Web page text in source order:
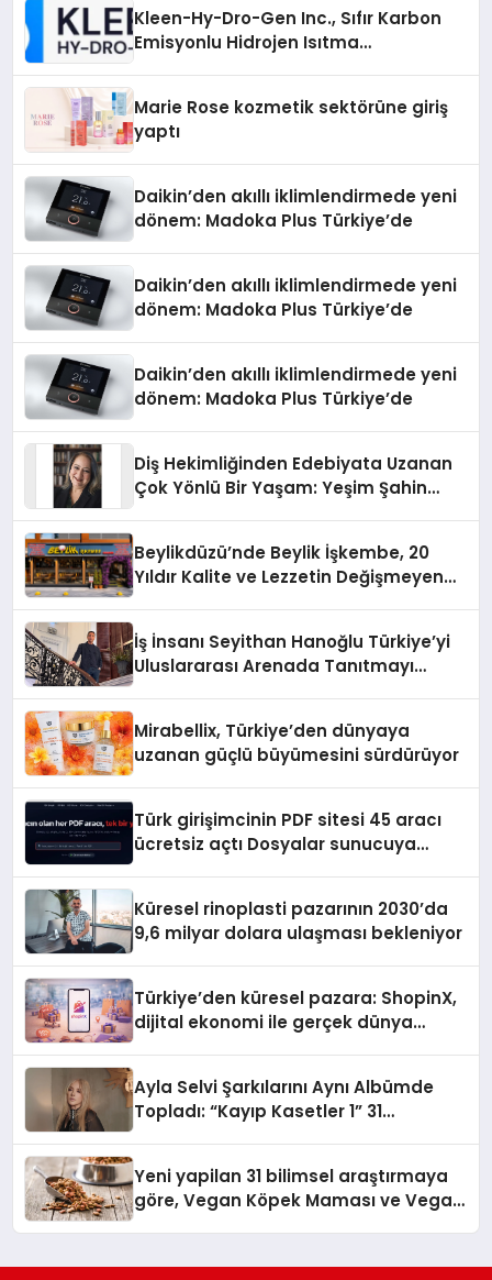
Kleen-Hy-Dro-Gen Inc., Sıfır Karbon
Emisyonlu Hidrojen Isıtma
Marie Rose kozmetik sektörüne giriş
yaptı
Daikin’den akıllı iklimlendirmede yeni
dönem: Madoka Plus Türkiye’de
Daikin’den akıllı iklimlendirmede yeni
dönem: Madoka Plus Türkiye’de
Daikin’den akıllı iklimlendirmede yeni
dönem: Madoka Plus Türkiye’de
Diş Hekimliğinden Edebiyata Uzanan
Çok Yönlü Bir Yaşam: Yeşim Şahin
Beylikdüzü’nde Beylik İşkembe, 20
Yıldır Kalite ve Lezzetin Değişmeyen
İş İnsanı Seyithan Hanoğlu Türkiye’yi
Uluslararası Arenada Tanıtmayı
Mirabellix, Türkiye’den dünyaya
uzanan güçlü büyümesini sürdürüyor
Türk girişimcinin PDF sitesi 45 aracı
ücretsiz açtı Dosyalar sunucuya
Küresel rinoplasti pazarının 2030’da
9,6 milyar dolara ulaşması bekleniyor
Türkiye’den küresel pazara: ShopinX,
dijital ekonomi ile gerçek dünya
Ayla Selvi Şarkılarını Aynı Albümde
Topladı: “Kayıp Kasetler 1” 31
Yeni yapilan 31 bilimsel araştırmaya
göre, Vegan Köpek Maması ve Vegan